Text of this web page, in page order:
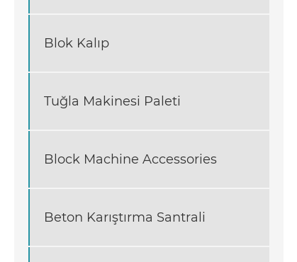
Blok Kalıp
Tuğla Makinesi Paleti
Block Machine Accessories
Beton Karıştırma Santrali